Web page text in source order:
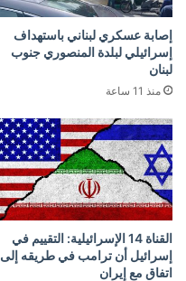
إصابة عسكري لبناني باستهداف
إسرائيلي لبلدة المنصوري جنوب
لبنان
منذ 11 ساعة
القناة 14 الإسرائيلية: التقييم في
إسرائيل أن ترامب في طريقه إلى
اتفاق مع إيران